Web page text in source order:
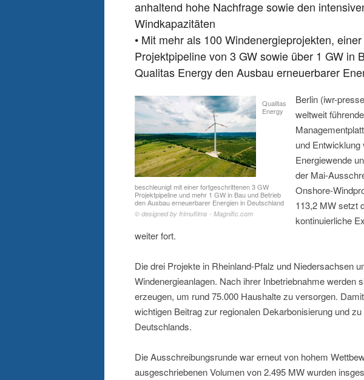
anhaltend hohe Nachfrage sowie den
Windkapazitäten
• Mit mehr als 100 Windenergieprojekten,
Projektpipeline von 3 GW sowie über 1 GW in
Qualitas Energy den Ausbau erneuerbarer
Qualitas
Energy
beschleunigt mit einer fortgeschrittenen 3 GW
Projektpipeline und mehr 1 GW in Bau und Betrieb
den Ausbau erneuerbarer Energien in Deutschland
© designed by frimufilms - Magnific.com
Berlin (iwr-
weltweit
und Entwicklung
Energiewende
der Mai-
Onshore-
113,2 MW setzt
kontinuierliche
weiter fort.
Die drei Projekte in Rheinland-Pfalz und Niedersachsen
Windenergieanlagen. Nach ihrer Inbetriebnahme werden
erzeugen, um rund 75.000 Haushalte zu versorgen.
wichtigen Beitrag zur regionalen Dekarbonisierung und
Deutschlands.
Die Ausschreibungsrunde war erneut von hohem
ausgeschriebenen Volumen von 2.495 MW wurden